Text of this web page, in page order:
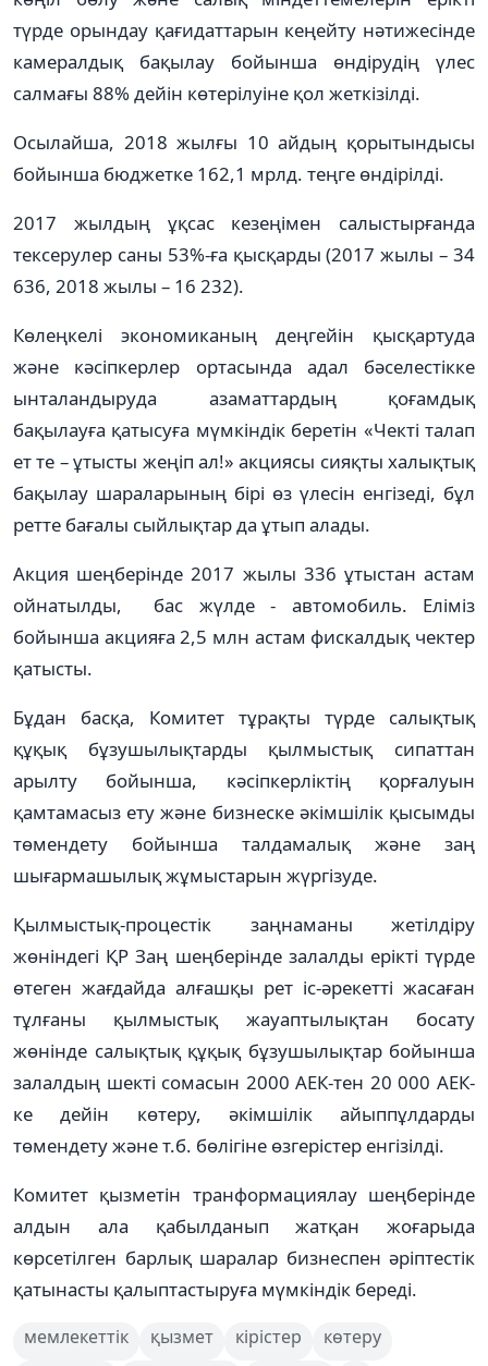
түрде орындау қағидаттарын кеңейту нәтижесінде
камералдық бақылау бойынша өндірудің үлес
салмағы 88% дейін көтерілуіне қол жеткізілді.
Осылайша, 2018 жылғы 10 айдың қорытындысы
бойынша бюджетке 162,1 мрлд. теңге өндірілді.
2017 жылдың ұқсас кезеңімен салыстырғанда
тексерулер саны 53%-ға қысқарды (2017 жылы – 34
636, 2018 жылы – 16 232).
Көлеңкелі экономиканың деңгейін қысқартуда
және кәсіпкерлер ортасында адал бәселестікке
ынталандыруда азаматтардың қоғамдық
бақылауға қатысуға мүмкіндік беретін «Чекті талап
ет те – ұтысты жеңіп ал!» акциясы сияқты халықтық
бақылау шараларының бірі өз үлесін енгізеді, бұл
ретте бағалы сыйлықтар да ұтып алады.
Акция шеңберінде 2017 жылы 336 ұтыстан астам
ойнатылды, бас жүлде - автомобиль. Еліміз
бойынша акцияға 2,5 млн астам фискалдық чектер
қатысты.
Бұдан басқа, Комитет тұрақты түрде салықтық
құқық бұзушылықтарды қылмыстық сипаттан
арылту бойынша, кәсіпкерліктің қорғалуын
қамтамасыз ету және бизнеске әкімшілік қысымды
төмендету бойынша талдамалық және заң
шығармашылық жұмыстарын жүргізуде.
Қылмыстық-процестік заңнаманы жетілдіру
жөніндегі ҚР Заң шеңберінде залалды ерікті түрде
өтеген жағдайда алғашқы рет іс-әрекетті жасаған
тұлғаны қылмыстық жауаптылықтан босату
жөнінде салықтық құқық бұзушылықтар бойынша
залалдың шекті сомасын 2000 АЕК-тен 20 000 АЕК-
ке дейін көтеру, әкімшілік айыппұлдарды
төмендету және т.б. бөлігіне өзгерістер енгізілді.
Комитет қызметін транформациялау шеңберінде
алдын ала қабылданып жатқан жоғарыда
көрсетілген барлық шаралар бизнеспен әріптестік
қатынасты қалыптастыруға мүмкіндік береді.
мемлекеттік қызмет кірістер
көтеру